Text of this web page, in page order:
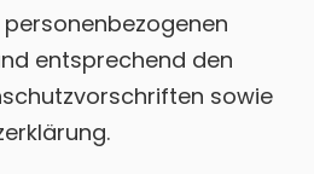
entsprechend den
sowie